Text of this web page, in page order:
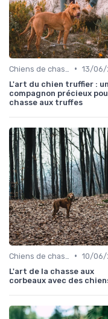
• 13/06/
L'art du chien truffier : un
compagnon précieux
chasse aux truffes
• 10/06/
L'art de la chasse aux
corbeaux avec des